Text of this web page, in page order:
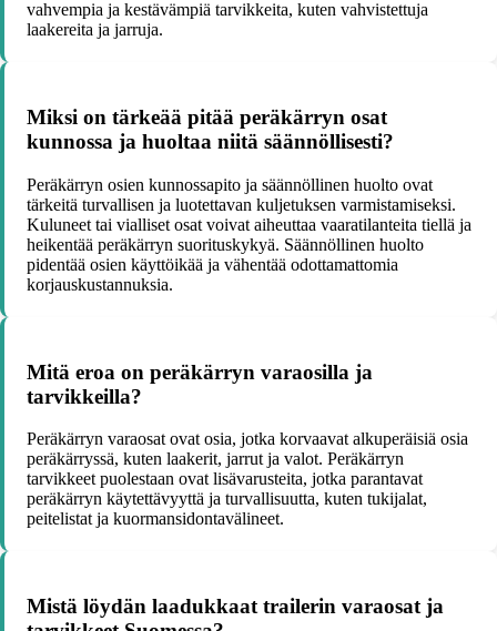
vahvempia ja kestävämpiä tarvikkeita, kuten vahvistettuja
laakereita ja jarruja.
Miksi on tärkeää pitää peräkärryn osat
kunnossa ja huoltaa niitä säännöllisesti?
Peräkärryn osien kunnossapito ja säännöllinen huolto ovat
tärkeitä turvallisen ja luotettavan kuljetuksen varmistamiseksi.
Kuluneet tai vialliset osat voivat aiheuttaa vaaratilanteita tiellä ja
heikentää peräkärryn suorituskykyä. Säännöllinen huolto
pidentää osien käyttöikää ja vähentää odottamattomia
korjauskustannuksia.
Mitä eroa on peräkärryn varaosilla ja
tarvikkeilla?
Peräkärryn varaosat ovat osia, jotka korvaavat alkuperäisiä osia
peräkärryssä, kuten laakerit, jarrut ja valot. Peräkärryn
tarvikkeet puolestaan ovat lisävarusteita, jotka parantavat
peräkärryn käytettävyyttä ja turvallisuutta, kuten tukijalat,
peitelistat ja kuormansidontavälineet.
Mistä löydän laadukkaat trailerin varaosat ja